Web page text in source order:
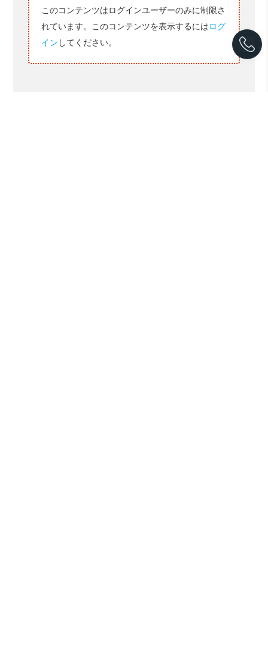
このコンテンツはログインユーザーのみに制限さ
れています。このコンテンツを表示するにはログ
イン してください。